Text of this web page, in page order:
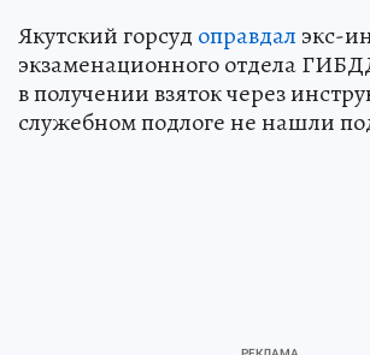
Якутский горсуд оправдал экс-
экзаменационного отдела
в получении взяток через
служебном подлоге не нашли